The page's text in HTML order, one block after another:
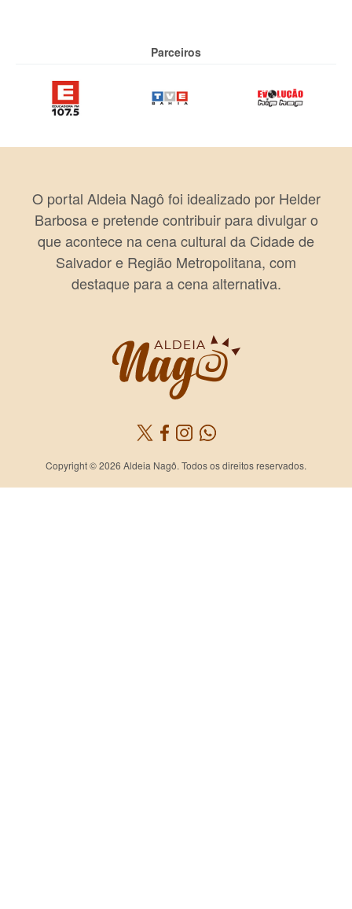
Parceiros
O portal Aldeia Nagô foi idealizado por Helder
Barbosa e pretende contribuir para divulgar o
que acontece na cena cultural da Cidade de
Salvador e Região Metropolitana, com
destaque para a cena alternativa.
Copyright © 2026 Aldeia Nagô. Todos os direitos reservados.